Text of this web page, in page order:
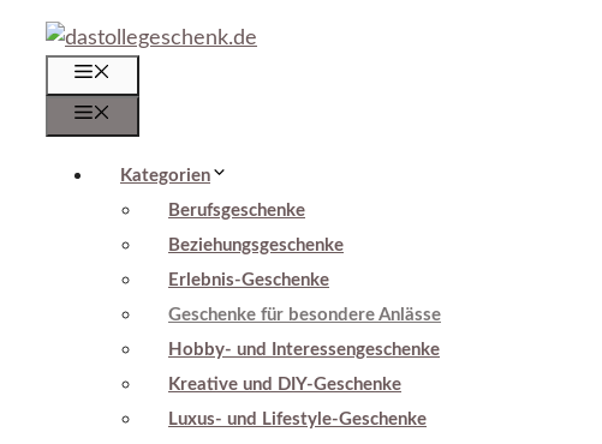
Zum
Inhalt
springen
Kategorien
Berufsgeschenke
Beziehungsgeschenke
Erlebnis-Geschenke
Geschenke für besondere Anlässe
Hobby- und Interessengeschenke
Kreative und DIY-Geschenke
Luxus- und Lifestyle-Geschenke